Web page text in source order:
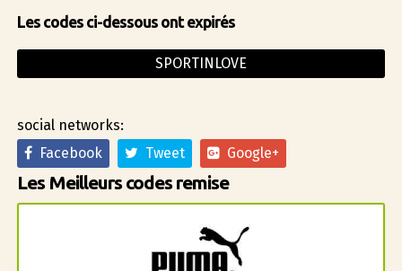
Les codes ci-dessous ont expirés
SPORTINLOVE
social networks:
Facebook
Tweet Google+
Les Meilleurs codes remise